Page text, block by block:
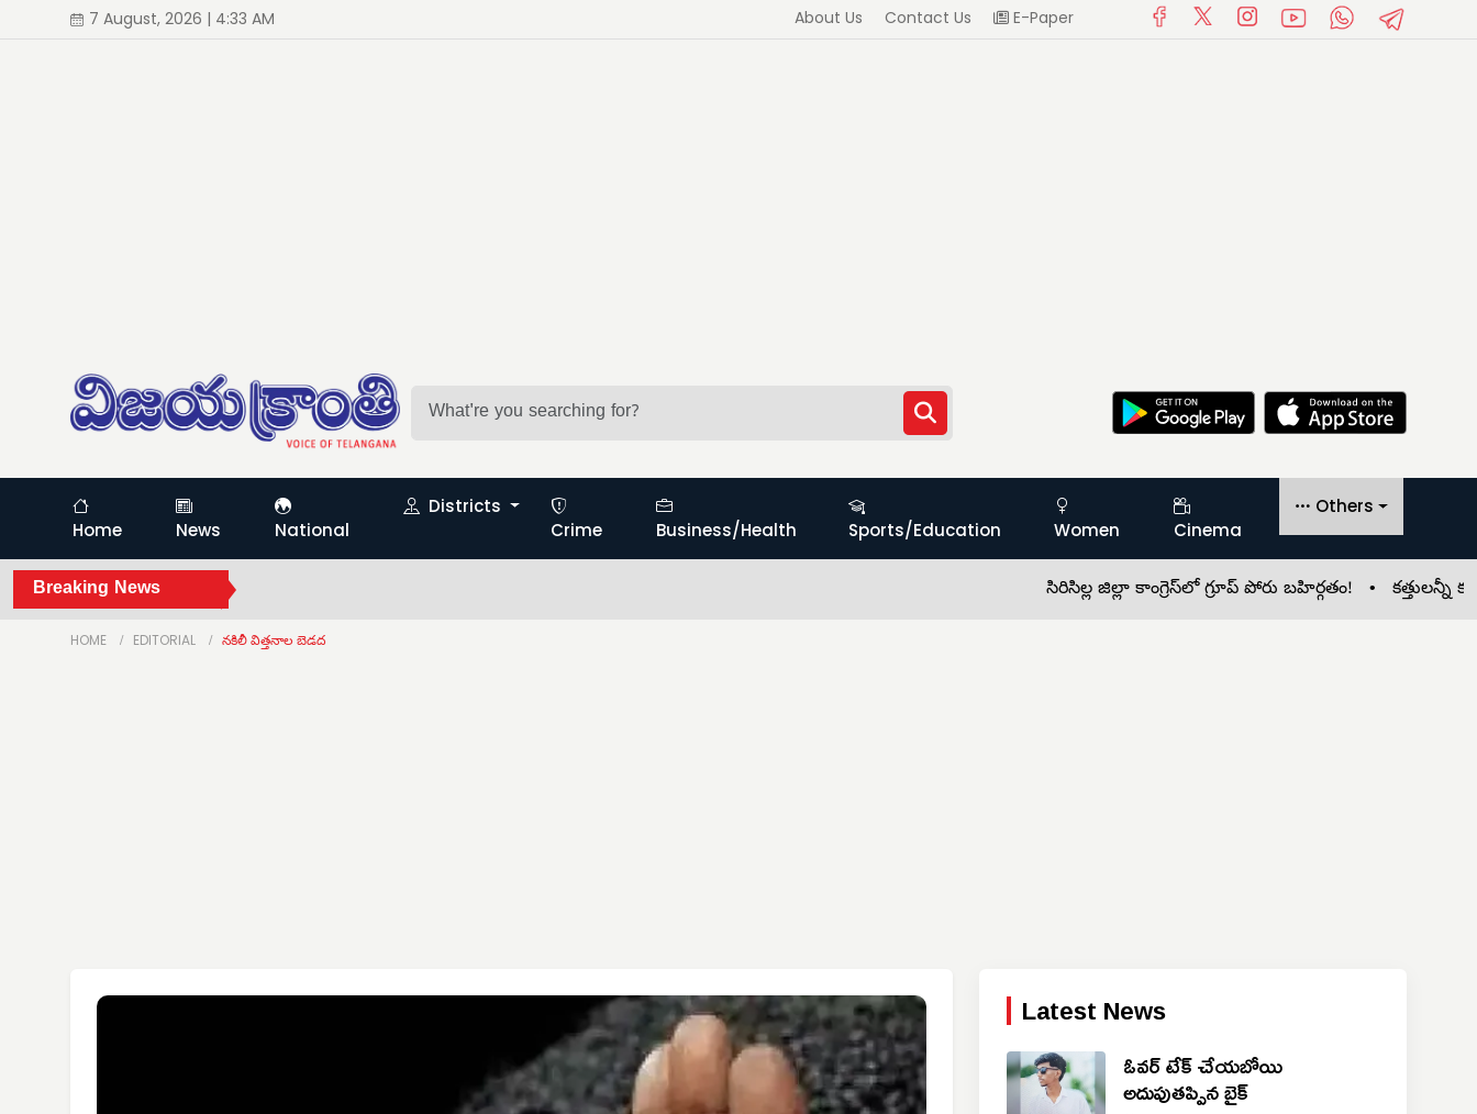
7 August, 2026 | 4:33 AM About Us Contact Us E-Paper
Home News National
Districts
Crime
Business/Health Sports/Education Women Cinema
Others
Breaking News సిరిసిల్ల జిల్లా కాంగ్రెస్‌లో గ్రూప్ పోరు బహిర్గతం! •కత్తులన్నీ కటకటా..
HOME EDITORIAL నకిలీ విత్తనాల బెడద
Latest News
ఓవర్ టేక్ చేయబోయి
అదుపుతప్పిన బైక్